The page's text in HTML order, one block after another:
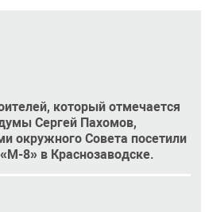
который отмечается
Сергей Пахомов,
окружного Совета посетили
8» в Краснозаводске.